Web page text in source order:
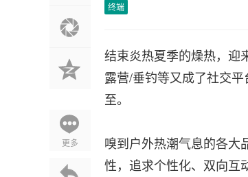
更多
终端
结束炎热夏季的燥热，迎
露营/垂钓等又成了社交
至。
嗅到户外热潮气息的各大
性，追求个性化、双向互